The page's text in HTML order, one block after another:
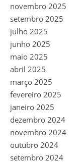
novembro 2025
setembro 2025
julho 2025
junho 2025
maio 2025
abril 2025
março 2025
fevereiro 2025
janeiro 2025
dezembro 2024
novembro 2024
outubro 2024
setembro 2024